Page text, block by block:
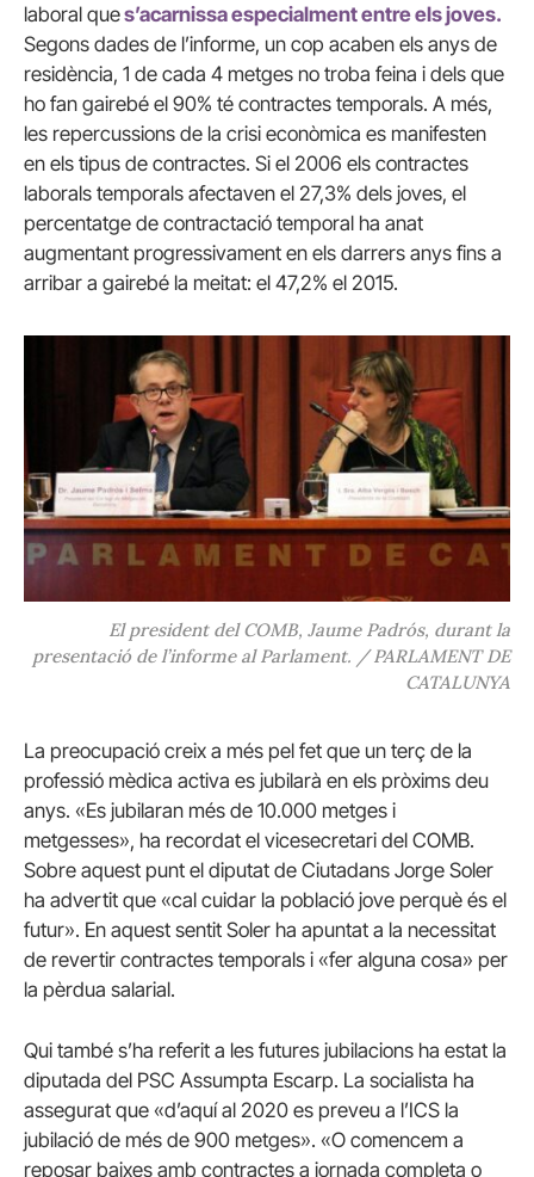
laboral ques’acarnissa especialment entre els joves.
Segons dades de l’informe, un cop acaben els anys de
residència, 1 de cada 4 metges no troba feina i dels que
ho fan gairebé el 90% té contractes temporals. A més,
les repercussions de la crisi econòmica es manifesten
en els tipus de contractes. Si el 2006 els contractes
laborals temporals afectaven el 27,3% dels joves, el
percentatge de contractació temporal ha anat
augmentant progressivament en els darrers anys fins a
arribar a gairebé la meitat: el 47,2% el 2015.
El president del COMB, Jaume Padrós, durant la
presentació de l’informe al Parlament. / PARLAMENT DE
CATALUNYA
La preocupació creix a més pel fet que un terç de la
professió mèdica activa es jubilarà en els pròxims deu
anys. «Es jubilaran més de 10.000 metges i
metgesses», ha recordat el vicesecretari del COMB.
Sobre aquest punt el diputat de Ciutadans Jorge Soler
ha advertit que «cal cuidar la població jove perquè és el
futur». En aquest sentit Soler ha apuntat a la necessitat
de revertir contractes temporals i «fer alguna cosa» per
la pèrdua salarial.
Qui també s’ha referit a les futures jubilacions ha estat la
diputada del PSC Assumpta Escarp. La socialista ha
assegurat que «d’aquí al 2020 es preveu a l’ICS la
jubilació de més de 900 metges». «O comencem a
reposar baixes amb contractes a jornada completa o